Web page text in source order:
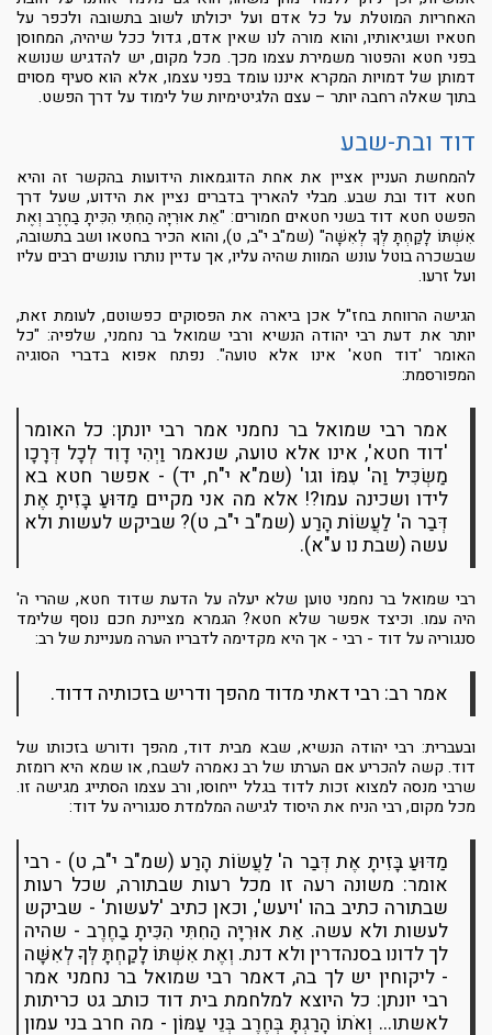
האחריות המוטלת על כל אדם ועל יכולתו לשוב בתשובה ולכפר על
חטאיו ושגיאותיו, והוא מורה לנו שאין אדם, גדול ככל שיהיה, המחוסן
בפני חטא והפטור משמירת עצמו מכך. מכל מקום, יש להדגיש שנושא
דמותן של דמויות המקרא איננו עומד בפני עצמו, אלא הוא סעיף מסוים
בתוך שאלה רחבה יותר – עצם הלגיטימיות של לימוד על דרך הפשט.
דוד ובת-שבע
להמחשת העניין אציין את אחת הדוגמאות הידועות בהקשר זה והיא
חטא דוד ובת שבע. מבלי להאריך בדברים נציין את הידוע, שעל דרך
הפשט חטא דוד בשני חטאים חמורים: "אֵת אוּרִיָּה הַחִתִּי הִכִּיתָ בַחֶרֶב וְאֶת
אִשְׁתּוֹ לָקַחְתָּ לְּךָ לְאִשָּׁה" (שמ"ב י"ב, ט), והוא הכיר בחטאו ושב בתשובה,
שבשכרה בוטל עונש המוות שהיה עליו, אך עדיין נותרו עונשים רבים עליו
ועל זרעו.
הגישה הרווחת בחז"ל אכן ביארה את הפסוקים כפשוטם, לעומת זאת,
יותר את דעת רבי יהודה הנשיא ורבי שמואל בר נחמני, שלפיה: "כל
האומר 'דוד חטא' אינו אלא טועה". נפתח אפוא בדברי הסוגיה
המפורסמת:
אמר רבי שמואל בר נחמני אמר רבי יונתן: כל האומר
'דוד חטא', אינו אלא טועה, שנאמר וַיְהִי דָוִד לְכָל דְּרָכָו
מַשְׂכִּיל וַה' עִמּוֹ וגו' (שמ"א י"ח, יד) - אפשר חטא בא
לידו ושכינה עמו?! אלא מה אני מקיים מַדּוּעַ בָּזִיתָ אֶת
דְּבַר ה' לַעֲשׂוֹת הָרַע (שמ"ב י"ב, ט)? שביקש לעשות ולא
עשה (שבת נו ע"א).
רבי שמואל בר נחמני טוען שלא יעלה על הדעת שדוד חטא, שהרי ה'
היה עמו. וכיצד אפשר שלא חטא? הגמרא מציינת חכם נוסף שלימד
סנגוריה על דוד - רבי - אך היא מקדימה לדבריו הערה מעניינת של רב:
אמר רב: רבי דאתי מדוד מהפך ודריש בזכותיה דדוד.
ובעברית: רבי יהודה הנשיא, שבא מבית דוד, מהפך ודורש בזכותו של
דוד. קשה להכריע אם הערתו של רב נאמרה לשבח, או שמא היא רומזת
שרבי מנסה למצוא זכות לדוד בגלל ייחוסו, ורב עצמו הסתייג מגישה זו.
מכל מקום, רבי הניח את היסוד לגישה המלמדת סנגוריה על דוד:
מַדּוּעַ בָּזִיתָ אֶת דְּבַר ה' לַעֲשׂוֹת הָרַע (שמ"ב י"ב, ט) - רבי
אומר: משונה רעה זו מכל רעות שבתורה, שכל רעות
שבתורה כתיב בהו 'ויעש', וכאן כתיב 'לעשות' - שביקש
לעשות ולא עשה. אֵת אוּרִיָּה הַחִתִּי הִכִּיתָ בַחֶרֶב - שהיה
לך לדונו בסנהדרין ולא דנת. וְאֶת אִשְׁתּוֹ לָקַחְתָּ לְּךָ לְאִשָּׁה
- ליקוחין יש לך בה, דאמר רבי שמואל בר נחמני אמר
רבי יונתן: כל היוצא למלחמת בית דוד כותב גט כריתות
לאשתו... וְאֹתוֹ הָרַגְתָּ בְּחֶרֶב בְּנֵי עַמּוֹן - מה חרב בני עמון